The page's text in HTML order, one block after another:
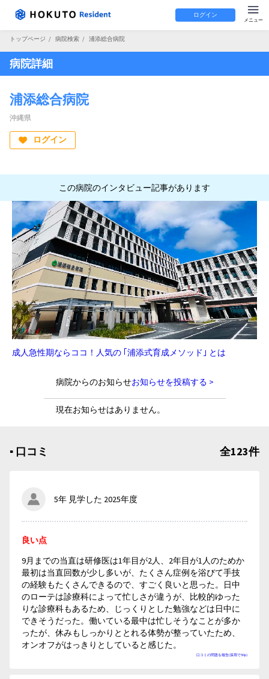
ログイン
トップページ / 病院検索 / 浦添総合病院
病院詳細
浦添総合病院
沖縄県
ログイン
この病院のインタビュー記事があります
成人急性期ならココ！人気の ｢浦添式育成メソッド｣ とは
病院からのお知らせお知らせを投稿する >
現在お知らせはありません。
▪︎ 口コミ 全123件
5年 見学した 2025年度
口コミの問題を報告(採用で50p)
良い点
9月までの当直は研修医は1年目が2人、2年目が1人のためか
最初は当直回数が少し多いが、たくさん症例を浴びて手技
の経験もたくさんできるので、すごく良いと思った。日中
のローテは診療科によって忙しさが違うが、比較的ゆった
りな診療科もあるため、じっくりとした勉強などは日中に
できそうだった。働いている最中は忙しそうなことが多か
ったが、休みもしっかりととれる体勢が整っていたため、
オンオフがはっきりとしていると感じた。